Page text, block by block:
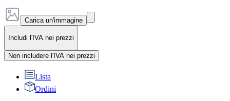
Carica un'immagine
Includi l'IVA nei prezzi
Non includere l'IVA nei prezzi
Lista
Ordini